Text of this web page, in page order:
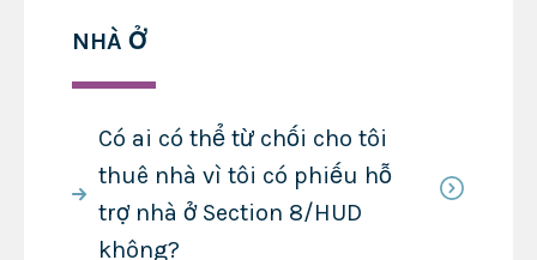
NHÀ Ở
Có ai có thể từ chối cho tôi
thuê nhà vì tôi có phiếu hỗ
trợ nhà ở Section 8/HUD
không?